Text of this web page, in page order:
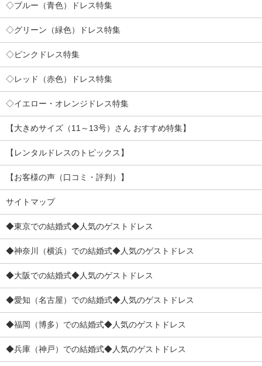
◇ブルー（青色）ドレス特集
◇グリーン（緑色）ドレス特集
◇ピンクドレス特集
◇レッド（赤色）ドレス特集
◇イエロー・オレンジドレス特集
【大きめサイズ（11～13号）さん おすすめ特集】
【レンタルドレスのトピックス】
【お客様の声（口コミ・評判）】
サイトマップ
◆東京での結婚式◆人気のゲストドレス
◆神奈川（横浜）での結婚式◆人気のゲストドレス
◆大阪での結婚式◆人気のゲストドレス
◆愛知（名古屋）での結婚式◆人気のゲストドレス
◆福岡（博多）での結婚式◆人気のゲストドレス
◆兵庫（神戸）での結婚式◆人気のゲストドレス